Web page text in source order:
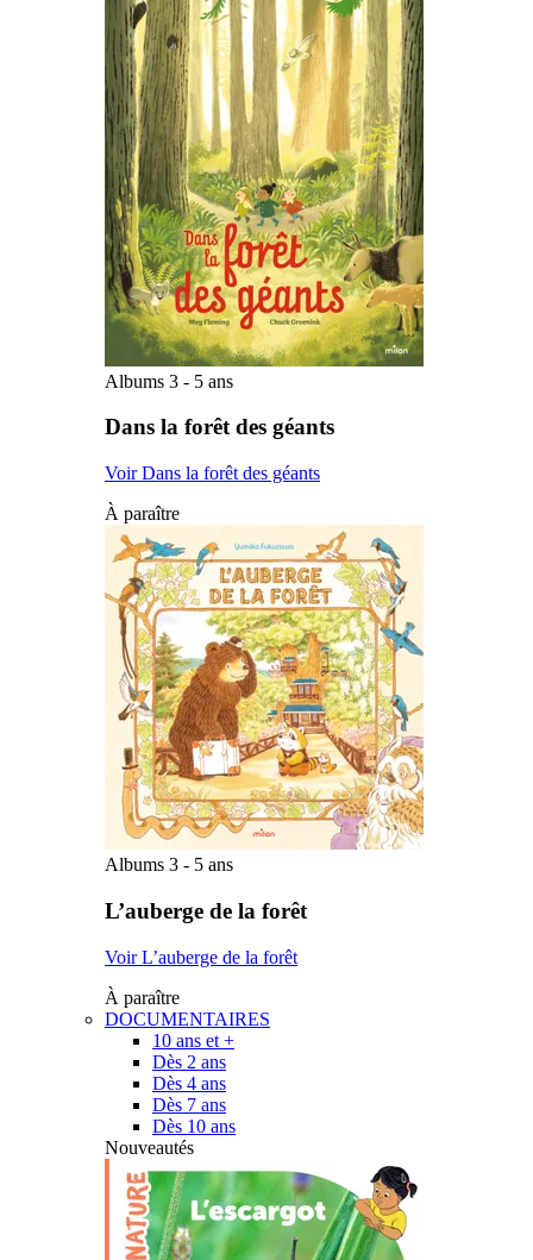
Albums 3 - 5 ans
Dans la forêt des géants
Voir Dans la forêt des géants
À paraître
Albums 3 - 5 ans
L’auberge de la forêt
Voir L’auberge de la forêt
À paraître
DOCUMENTAIRES
10 ans et +
Dès 2 ans
Dès 4 ans
Dès 7 ans
Dès 10 ans
Nouveautés